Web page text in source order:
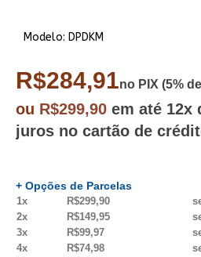
Modelo: DPDKM
R$284,91no PIX (5%
ou R$299,90 em até 12x
juros no cartão de
+ Opções de Parcelas
1x R$299,90
2x
R$149,95
3x
R$99,97
4x
R$74,98